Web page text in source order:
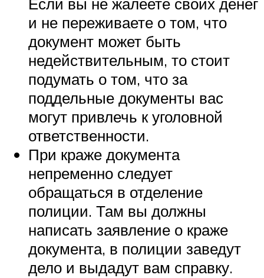
и не переживаете о том, что
документ может быть
недействительным, то стоит
подумать о том, что за
поддельные документы вас
могут привлечь к уголовной
ответственности.
При краже документа
непременно следует
обращаться в отделение
полиции. Там вы должны
написать заявление о краже
документа, в полиции заведут
дело и выдадут вам справку.